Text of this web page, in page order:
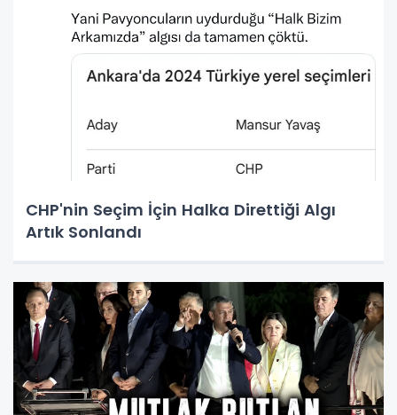
CHP'nin Seçim İçin Halka Direttiği Algı
Artık Sonlandı